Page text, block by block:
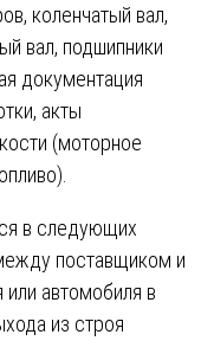
коленчатый вал,
вал, подшипники
документация
акты
(моторное
в следующих
поставщиком и
или автомобиля в
из строя